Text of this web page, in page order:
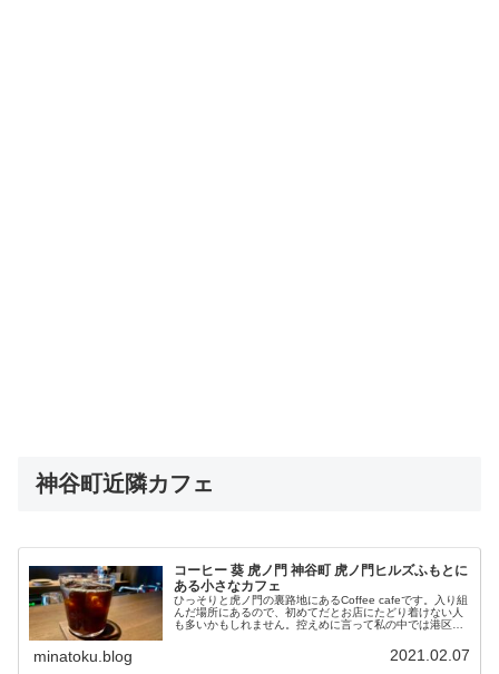
神谷町近隣カフェ
コーヒー 葵 虎ノ門 神谷町 虎ノ門ヒルズふもとに
ある小さなカフェ
ひっそりと虎ノ門の裏路地にあるCoffee cafeです。入り組
んだ場所にあるので、初めてだとお店にたどり着けない人
も多いかもしれません。控えめに言って私の中では港区
minatoku.blog 2021.02.07